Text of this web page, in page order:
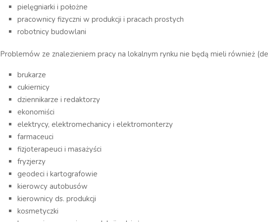
pielęgniarki i położne
pracownicy fizyczni w produkcji i pracach prostych
robotnicy budowlani
Problemów ze znalezieniem pracy na lokalnym rynku nie będą mieli również
brukarze
cukiernicy
dziennikarze i redaktorzy
ekonomiści
elektrycy, elektromechanicy i elektromonterzy
farmaceuci
fizjoterapeuci i masażyści
fryzjerzy
geodeci i kartografowie
kierowcy autobusów
kierownicy ds. produkcji
kosmetyczki